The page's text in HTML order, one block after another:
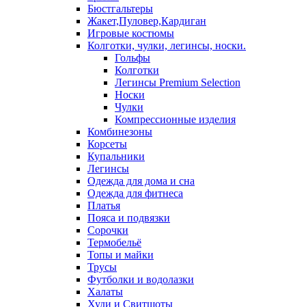
Бюстгальтеры
Жакет,Пуловер,Кардиган
Игровые костюмы
Колготки, чулки, легинсы, носки.
Гольфы
Колготки
Легинсы Premium Selection
Носки
Чулки
Компрессионные изделия
Комбинезоны
Корсеты
Купальники
Легинсы
Одежда для дома и сна
Одежда для фитнеса
Платья
Пояса и подвязки
Сорочки
Термобельё
Топы и майки
Трусы
Футболки и водолазки
Халаты
Худи и Свитшоты